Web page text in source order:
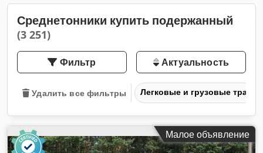
Среднетонники купить подержанный
(3 251)
Фильтр Актуальность
Удалить все фильтры Легковые и грузовые
Малое объявление